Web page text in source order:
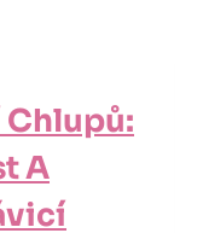
Chlupů:
A